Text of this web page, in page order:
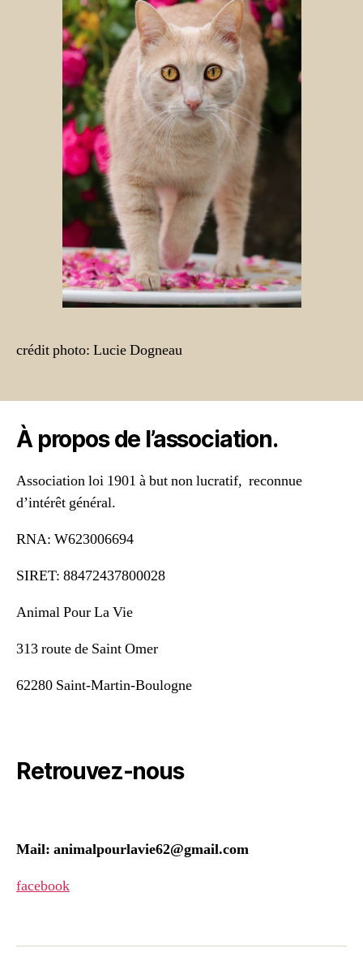
crédit photo: Lucie Dogneau
À propos de l’association.
Association loi 1901 à but non lucratif, reconnue
d’intérêt général.
RNA: W623006694
SIRET: 88472437800028
Animal Pour La Vie
313 route de Saint Omer
62280 Saint-Martin-Boulogne
Retrouvez-nous
Mail: animalpourlavie62@gmail.com
facebook